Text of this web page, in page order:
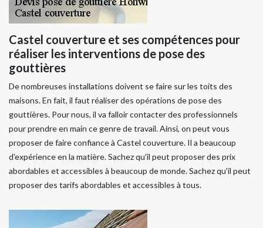
Castel couverture et ses compétences pour
réaliser les interventions de pose des
gouttières
De nombreuses installations doivent se faire sur les toits des
maisons. En fait, il faut réaliser des opérations de pose des
gouttières. Pour nous, il va falloir contacter des professionnels
pour prendre en main ce genre de travail. Ainsi, on peut vous
proposer de faire confiance à Castel couverture. Il a beaucoup
d'expérience en la matière. Sachez qu'il peut proposer des prix
abordables et accessibles à beaucoup de monde. Sachez qu'il peut
proposer des tarifs abordables et accessibles à tous.